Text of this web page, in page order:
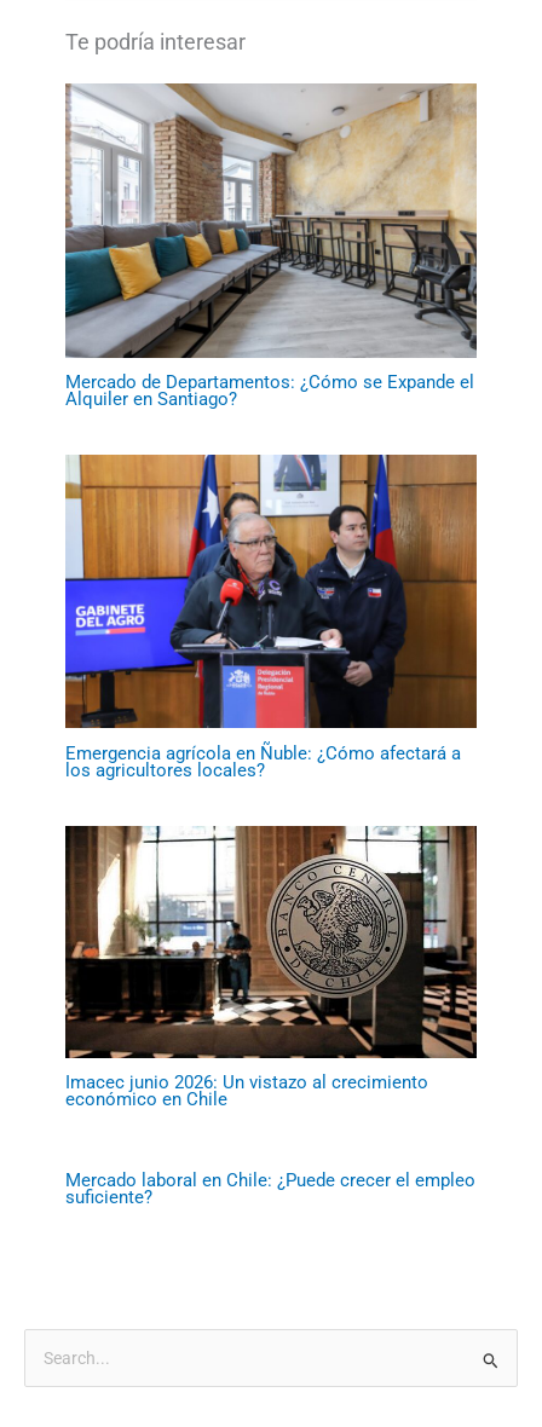
Mercado de Departamentos: ¿Cómo se Expande el
Alquiler en Santiago?
Emergencia agrícola en Ñuble: ¿Cómo afectará a
los agricultores locales?
Imacec junio 2026: Un vistazo al crecimiento
económico en Chile
Mercado laboral en Chile: ¿Puede crecer el empleo
suficiente?